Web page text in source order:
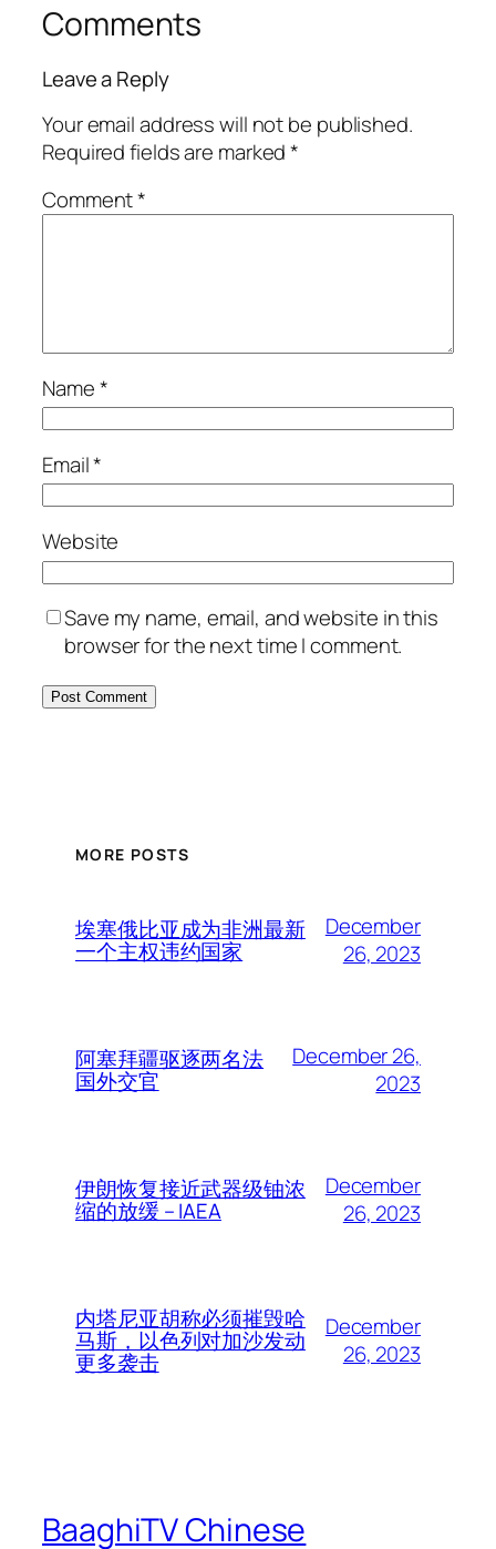
Comments
Leave a Reply
Your email address will not be published.
Required fields are marked*
Comment*
Name*
Email*
Website
Save my name, email, and website in this
browser for the next time I comment.
MORE POSTS
埃塞俄比亚成为非洲最新
一个主权违约国家
December
26, 2023
阿塞拜疆驱逐两名法
国外交官
December 26,
2023
伊朗恢复接近武器级铀浓
缩的放缓 – IAEA
December
26, 2023
内塔尼亚胡称必须摧毁哈
马斯，以色列对加沙发动
更多袭击
December
26, 2023
BaaghiTV Chinese